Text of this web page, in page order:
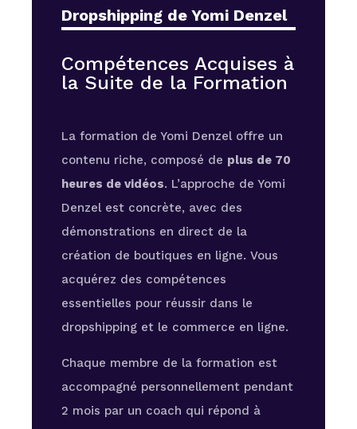
Dropshipping de Yomi Denzel
Compétences Acquises à
la Suite de la Formation
La formation de Yomi Denzel offre un
contenu riche, composé de plus de 70
heures de vidéos. L’approche de Yomi
Denzel est concrète, avec des
démonstrations en direct de la
création de boutiques en ligne. Vous
acquérez des compétences
essentielles pour réussir dans le
dropshipping et le commerce en ligne.
Chaque membre de la formation est
accompagné personnellement pendant
2 mois par un coach qui répond à